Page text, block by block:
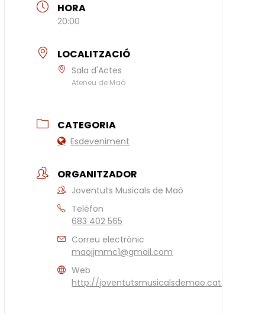
HORA
20:00
LOCALITZACIÓ
Sala d'Actes
Ateneu de Maó
CATEGORIA
Esdeveniment
ORGANITZADOR
Joventuts Musicals de Maó
Telèfon
683 402 565
Correu electrònic
maojjmmc1@gmail.com
Web
http://joventutsmusicalsdemao.cat/